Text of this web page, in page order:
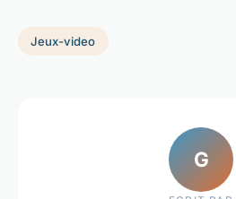
Jeux-video
G